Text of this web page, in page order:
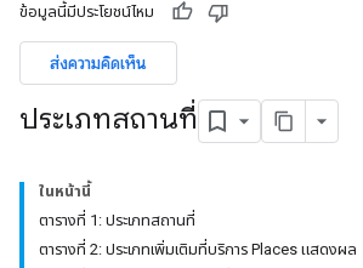
ข้อมูลนี้มีประโยชน์ไหม
ส่งความคิดเห็น
ประเภทสถานที่
ในหน้านี้
ตารางที่ 1: ประเภทสถานที่
ตารางที่ 2: ประเภทเพิ่มเติมที่บริการ Places แสดงผล